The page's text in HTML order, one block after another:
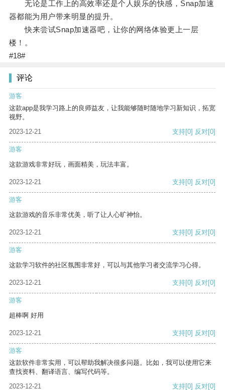
无论是工作上的高效率还是个人娱乐的快感，Snap加速
器都能为用户带来明显的提升。
快来尝试Snap加速器吧，让你的网络体验更上一层
楼！。
#18#
评论
游客
这款app是我学习路上的良师益友，让我能够随时随地学习新知识，拓宽
视野。
2023-12-21
支持[0] 反对[0]
游客
这款游戏非常好玩，画面精美，玩法丰富。
2023-12-21 支持[0] 反对[0]
游客
这款游戏的音乐非常优美，听了让人心旷神怡。
2023-12-21 支持[0] 反对[0]
游客
这款学习软件的社区氛围非常好，可以与其他学习者交流学习心得。
2023-12-21 支持[0] 反对[0]
游客
超棒啊 好用
2023-12-21 支持[0] 反对[0]
游客
这款软件非常实用，可以帮助我解决很多问题。比如，我可以使用它来
查找资料、翻译语言、编写代码等。
2023-12-21
支持[0] 反对[0]